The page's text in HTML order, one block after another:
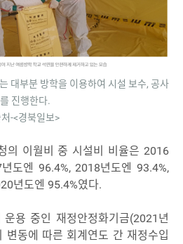
대부분 방학을 이용하여 시설 보수, 공사
를 진행한다.
-<경북일보>
의 이월비 중 시설비 비율은 2016
도엔 96.4%, 2018년도엔 93.4%,
년도엔 95.4%였다.
용 중인 재정안정화기금(2021년
동에 따른 회계연도 간 재정수입